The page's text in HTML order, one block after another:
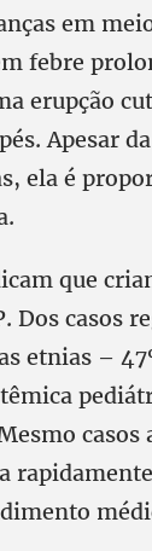
em
febre
erupção
Apesar
ela é
que
Dos casos
etnias –